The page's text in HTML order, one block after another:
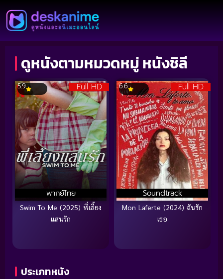
ดูหนังตามหมวดหมู่ หนังชิลี
Full HD
พากย์ไทย
5.9
Swim To Me (2025) พี่เลี้ยง
แสนรัก
Full HD
Soundtrack
6.6
Mon Laferte (2024) ฉันรัก
เธอ
ประเภทหนัง